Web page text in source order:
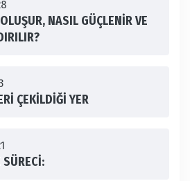
NASIL GÜÇLENİR VE
ÇEKİLDİĞİ YER
SÜRECİ: